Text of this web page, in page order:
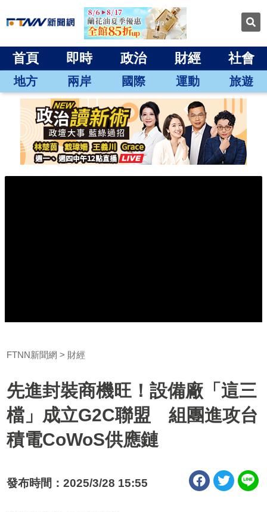
首頁 即時 政治 財經 社會
地方 兩岸 國際 運動 旅遊
FTNN新聞網 財經
先進封裝商機旺！設備廠「這三
檔」成立G2C聯盟 組團進攻台
積電CoWoS供應鏈
發布時間：2025/3/28 15:55